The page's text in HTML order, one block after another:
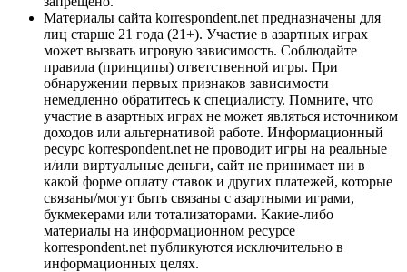
Материалы сайта korrespondent.net предназначены для
лиц старше 21 года (21+). Участие в азартных играх
может вызвать игровую зависимость. Соблюдайте
правила (принципы) ответственной игры. При
обнаружении первых признаков зависимости
немедленно обратитесь к специалисту. Помните, что
участие в азартных играх не может являться источником
доходов или альтернативой работе. Информационный
ресурс korrespondent.net не проводит игры на реальные
и/или виртуальные деньги, сайт не принимает ни в
какой форме оплату ставок и других платежей, которые
связаны/могут быть связаны с азартными играми,
букмекерами или тотализаторами. Какие-либо
материалы на информационном ресурсе
korrespondent.net публикуются исключительно в
информационных целях.